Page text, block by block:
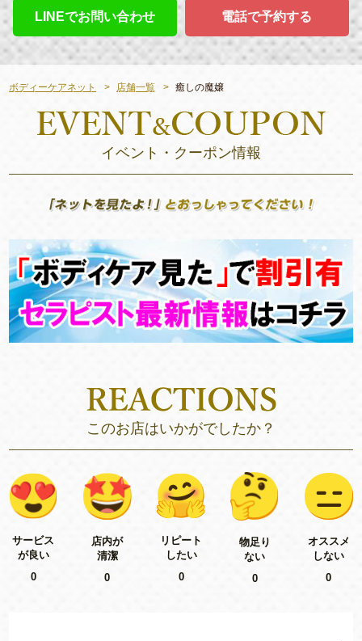
LINEでお問い合わせ 電話で予約する
ボディーケアネット 店舗一覧 癒しの魔嬢
イベント・クーポン情報
このお店はいかがでしたか？
サービス
が良い
0
店内が
清潔
0
リピート
したい
0
物足り
ない
0
オススメ
しない
0